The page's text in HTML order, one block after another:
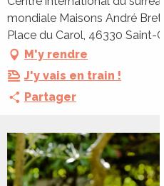
mondiale Maisons André
Place du Carol, 46330 Saint-
M'y rendre
J'y vais en train !
Partager